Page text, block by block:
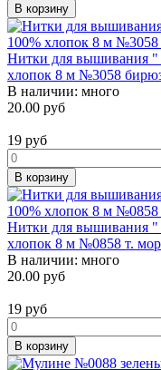
В корзину
Нитки для вышивания "
хлопок 8 м №3058
В наличии: много
20.00 руб
19 руб
В корзину
Нитки для вышивания "
хлопок 8 м №0858 т.
В наличии: много
20.00 руб
19 руб
В корзину